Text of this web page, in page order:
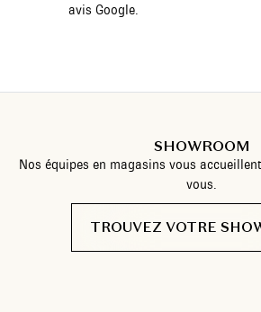
avis Google.
SHOWROOM
Nos équipes en magasins vous
vous.
TROUVEZ VOTRE